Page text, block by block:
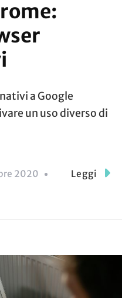
a Google
un uso diverso di
2020 Leggi